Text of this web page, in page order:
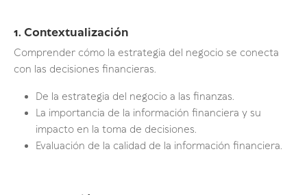
1. Contextualización
Comprender cómo la estrategia del negocio se conecta
con las decisiones financieras.
De la estrategia del negocio a las finanzas.
La importancia de la información financiera y su
impacto en la toma de decisiones.
Evaluación de la calidad de la información financiera.